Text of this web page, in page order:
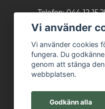
Telefon: 044-12 15
Vi använder
Vi använder cookies
fungera. Du
genom att stänga
webbplatsen.
Godkänn alla